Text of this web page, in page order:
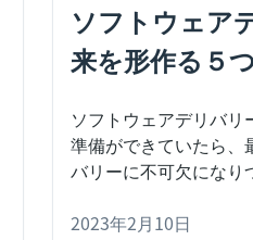
ソフトウェア
来を形作る５
ソフトウェアデリバリ
準備ができていたら、
バリーに不可欠になり
アデリバリーの改善と
2023年2月10日